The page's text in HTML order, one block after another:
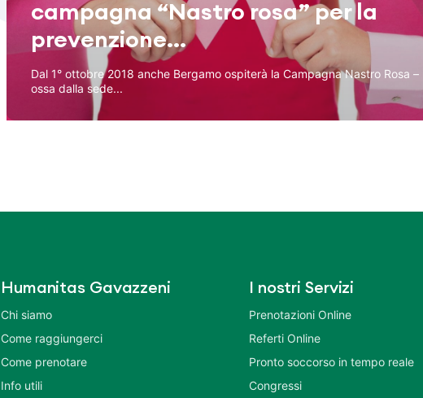
campagna “Nastro rosa” per la
prevenzione...
Dal 1° ottobre 2018 anche Bergamo ospiterà la Campagna Nastro Rosa –
ossa dalla sede...
Humanitas Gavazzeni
Chi siamo
Come raggiungerci
Come prenotare
Info utili
I nostri Servizi
Prenotazioni Online
Referti Online
Pronto soccorso in tempo reale
Congressi